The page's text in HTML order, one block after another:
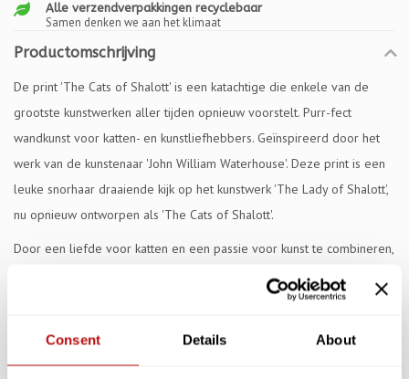
Consent Details About
Alle verzendverpakkingen recyclebaar
Samen denken we aan het klimaat
Productomschrijving
De print 'The Cats of Shalott' is een katachtige die enkele van de
grootste kunstwerken aller tijden opnieuw voorstelt. Purr-fect
wandkunst voor katten- en kunstliefhebbers. Geïnspireerd door het
werk van de kunstenaar 'John William Waterhouse'. Deze print is een
leuke snorhaar draaiende kijk op het kunstwerk 'The Lady of Shalott',
nu opnieuw ontworpen als 'The Cats of Shalott'.
Door een liefde voor katten en een passie voor kunst te combineren,
heeft illustrator en ontwerper Nia Gould ('Niaski') een grappig
printassortiment gecreëerd dat het leven en de tijden van artistieke